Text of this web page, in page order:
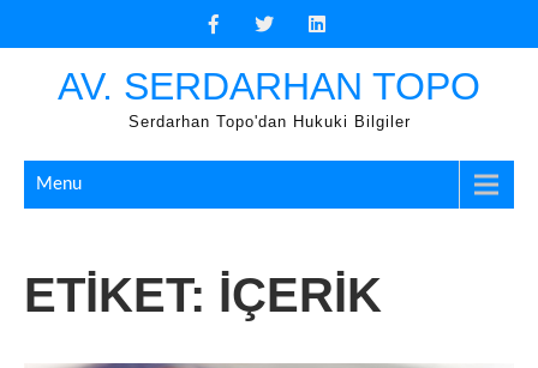
AV. SERDARHAN TOPO
Serdarhan Topo'dan Hukuki Bilgiler
Menu
ETIKET: IÇERIK